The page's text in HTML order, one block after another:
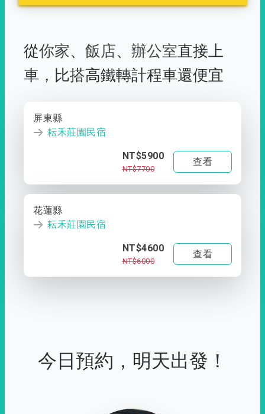
從你家、 飯店、 辦公室直接上
車， 比搭高鐵轉計程車還便宜
屏東縣
耘禾莊園民宿
NT$5900
NT$7700
查看
花蓮縣
耘禾莊園民宿
NT$4600
NT$6000
查看
今日預約，明天出發！